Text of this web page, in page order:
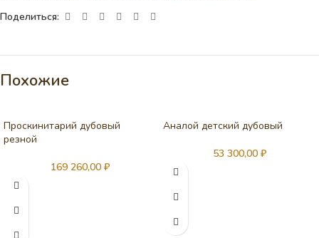
Поделиться:
Похожие
Проскинитарий дубовый
резной
169 260,00 ₽
Аналой детский дубовый
53 300,00 ₽